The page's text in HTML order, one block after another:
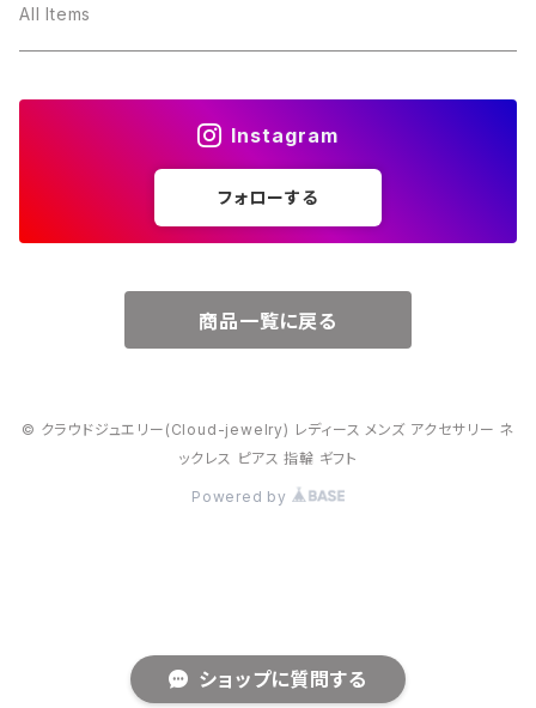
ショップに質問する
３月・アクアマリン
～10000円
All Items
Instagram
フォローする
商品一覧に戻る
© クラウドジュエリー(Cloud-jewelry) レディース メンズ アクセサリー ネ
ックレス ピアス 指輪 ギフト
Powered by